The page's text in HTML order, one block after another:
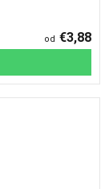
od €3,88